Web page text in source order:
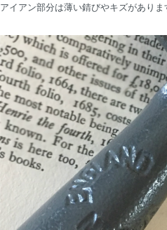
アイアン部分は薄い錆びやキズがあり